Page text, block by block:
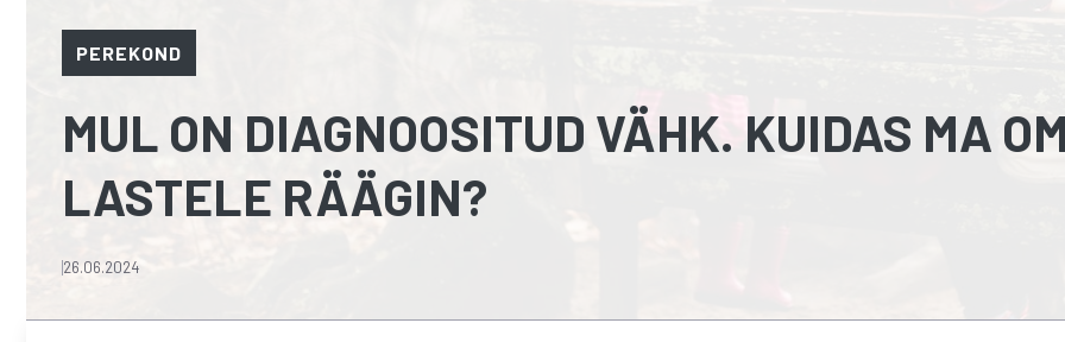
PEREKOND
MUL ON DIAGNOOSITUD VÄHK. KUIDAS MA
LASTELE RÄÄGIN?
26.06.2024